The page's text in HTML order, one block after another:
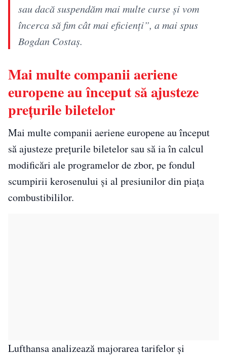
sau dacă suspendăm mai multe curse și vom
încerca să fim cât mai eficienți”, a mai spus
Bogdan Costaş.
Mai multe companii aeriene
europene au început să ajusteze
prețurile biletelor
Mai multe companii aeriene europene au început
să ajusteze prețurile biletelor sau să ia în calcul
modificări ale programelor de zbor, pe fondul
scumpirii kerosenului și al presiunilor din piața
combustibililor.
Lufthansa analizează majorarea tarifelor și